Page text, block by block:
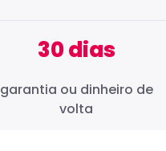
30 dias
garantia ou dinheiro de
volta